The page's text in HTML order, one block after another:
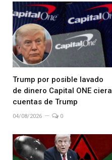
Trump por posible lavado
de dinero Capital ONE ciera
cuentas de Trump
04/08/2026 0